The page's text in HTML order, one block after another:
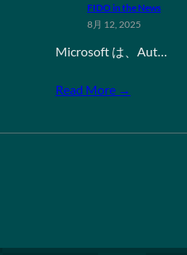
FIDO in the News
8月 12, 2025
Microsoft は、Aut…
Read More →